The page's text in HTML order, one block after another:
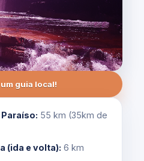
guia local!
55 km (35km de
(ida e volta): 6 km